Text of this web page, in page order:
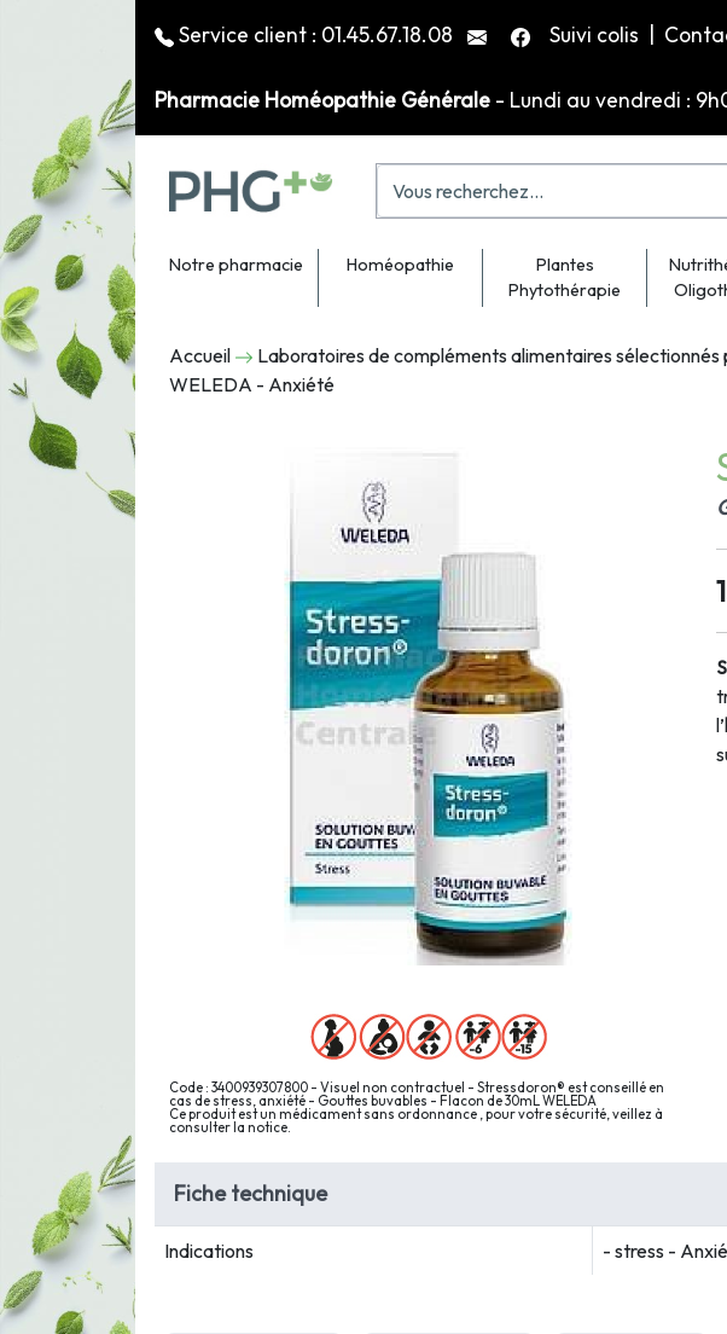
Service client : 01.45.67.18.08 Suivi colis
Pharmacie Homéopathie Générale - Lundi au vendredi :
Notre pharmacie Homéopathie
Plantes
Phytothérapie
Accueil Laboratoires de compléments alimentaires
WELEDA - Anxiété
Code : 3400939307800 - Visuel non contractuel - Stressdoron® est conseillé en
cas de stress, anxiété - Gouttes buvables - Flacon de 30mL WELEDA
Ce produit est un médicament sans ordonnance , pour votre sécurité, veillez à
consulter la notice.
l’
Fiche technique
Indications - stress -